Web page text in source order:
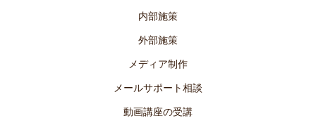
内部施策
外部施策
メディア制作
メールサポート相談
動画講座の受講